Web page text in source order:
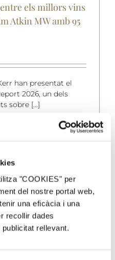
"COOKIES" per
del nostre portal web,
una eficàcia i una
recollir dades
rellevant.
els millors vins
Atkin MW amb 95
han presentat el
2026, un dels
sobre [...]